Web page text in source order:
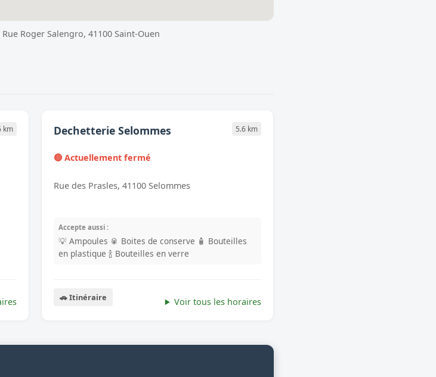
Roger Salengro, 41100 Saint-Ouen
km Dechetterie Selommes 5.6 km
🔴 Actuellement fermé
Rue des Prasles, 41100 Selommes
Accepte aussi :
💡 Ampoules 🥫 Boites de conserve 🧴 Bouteilles
en plastique 🍾 Bouteilles en verre
🚗 Itinéraire Voir tous les horaires